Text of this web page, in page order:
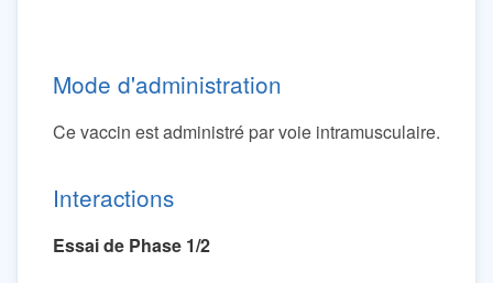
Mode d'administration
Ce vaccin est administré par voie intramusculaire.
Interactions
Essai de Phase 1/2